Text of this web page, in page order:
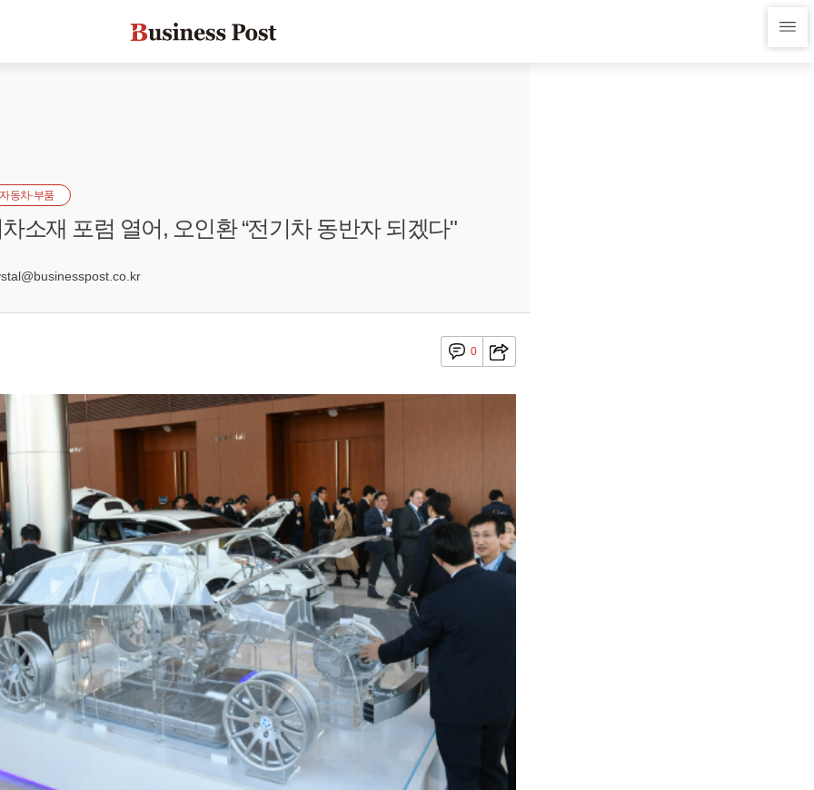
자동차·부품
소재 포럼 열어, 오인환 “전기차 동반자 되겠다"
0